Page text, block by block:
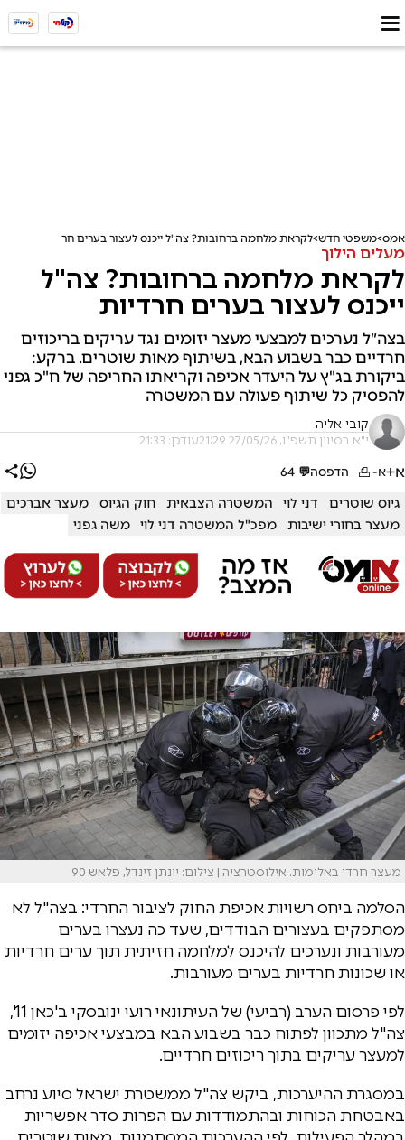
אמס משפטי חדש לקראת מלחמה ברחובות? צה"ל ייכנס לעצור בערים חרדיות
מעלים הילוך
לקראת מלחמה ברחובות? צה"ל
ייכנס לעצור בערים חרדיות
בצה״ל נערכים למבצעי מעצר יזומים נגד עריקים בריכוזים
חרדיים כבר בשבוע הבא, בשיתוף מאות שוטרים. ברקע:
ביקורת בג"ץ על היעדר אכיפה וקריאתו החריפה של ח"כ גפני
להפסיק כל שיתוף פעולה עם המשטרה
קובי אליה
י"א בסיוון תשפ"ו, 27/05/26 21:29 עודכן: 21:33
א+א- הדפסה💬
64
גיוס שוטרים דני לוי המשטרה הצבאית חוק הגיוס
מעצר אברכים
מעצר בחורי ישיבות
מפכ"ל המשטרה דני לוי משה גפני
מעצר חרדי באלימות. אילוסטרציה | צילום: יונתן זינדל, פלאש 90
הסלמה ביחס רשויות אכיפת החוק לציבור החרדי: בצה"ל לא
מסתפקים בעצורים הבודדים, שעד כה נעצרו בערים
מעורבות ונערכים להיכנס למלחמה חזיתית תוך ערים חרדיות
או שכונות חרדיות בערים מעורבות.
לפי פרסום הערב (רביעי) של העיתונאי רועי ינובסקי ב'כאן 11',
צה"ל מתכוון לפתוח כבר בשבוע הבא במבצעי אכיפה יזומים
למעצר עריקים בתוך ריכוזים חרדיים.
במסגרת ההיערכות, ביקש צה"ל ממשטרת ישראל סיוע נרחב
באבטחת הכוחות ובהתמודדות עם הפרות סדר אפשריות